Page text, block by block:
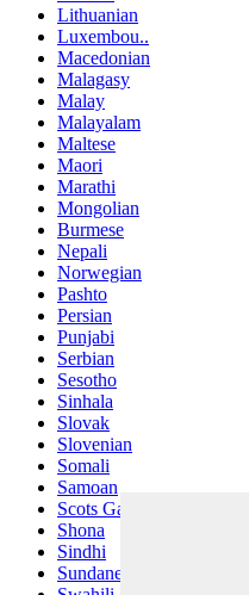
Lithuanian
Luxembou..
Macedonian
Malagasy
Malay
Malayalam
Maltese
Maori
Marathi
Mongolian
Burmese
Nepali
Norwegian
Pashto
Persian
Punjabi
Serbian
Sesotho
Sinhala
Slovak
Slovenian
Somali
Samoan
Scots Gaelic
Shona
Sindhi
Sundanese